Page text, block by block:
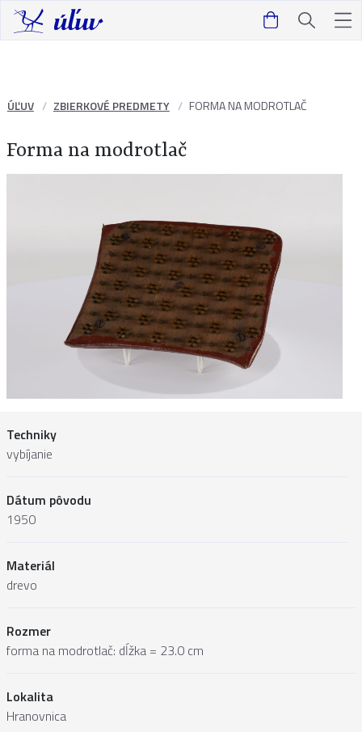
ÚĽUV ZBIERKOVÉ PREDMETY FORMA NA MODROTLAČ
Forma na modrotlač
Techniky
vybíjanie
Dátum pôvodu
1950
Materiál
drevo
Rozmer
forma na modrotlač: dĺžka = 23.0 cm
Lokalita
Hranovnica